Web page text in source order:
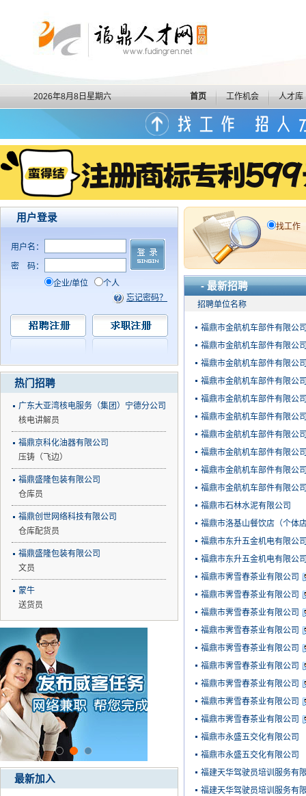
2026年8月8日星期六 首页 工作机会 人才库
用户登录
用户名：
密
码：
企业/单位
个人
忘记密码？
热门招聘
广东大亚湾核电服务（集团）宁德分公司
核电讲解员
福鼎京科化油器有限公司
压铸（飞边）
福鼎盛隆包装有限公司
仓库员
福鼎创世网络科技有限公司
仓库配货员
福鼎盛隆包装有限公司
文员
蒙牛
送货员
最新加入
找工作
- 最新招聘
招聘单位名称
福鼎市金航机车部件有限公
福鼎市金航机车部件有限公
福鼎市金航机车部件有限公
福鼎市金航机车部件有限公
福鼎市金航机车部件有限公
福鼎市金航机车部件有限公
福鼎市金航机车部件有限公
福鼎市金航机车部件有限公
福鼎市金航机车部件有限公
福鼎市金航机车部件有限公
福鼎市石林水泥有限公司
福鼎市洛基山餐饮店（个体
福鼎市东升五金机电有限公
福鼎市东升五金机电有限公
福鼎市霁雪春茶业有限公司
福鼎市霁雪春茶业有限公司
福鼎市霁雪春茶业有限公司
福鼎市霁雪春茶业有限公司
福鼎市霁雪春茶业有限公司
福鼎市霁雪春茶业有限公司
福鼎市霁雪春茶业有限公司
福鼎市霁雪春茶业有限公司
福鼎市霁雪春茶业有限公司
福鼎市永盛五交化有限公司
福鼎市永盛五交化有限公司
福建天华驾驶员培训服务有
福建天华驾驶员培训服务有